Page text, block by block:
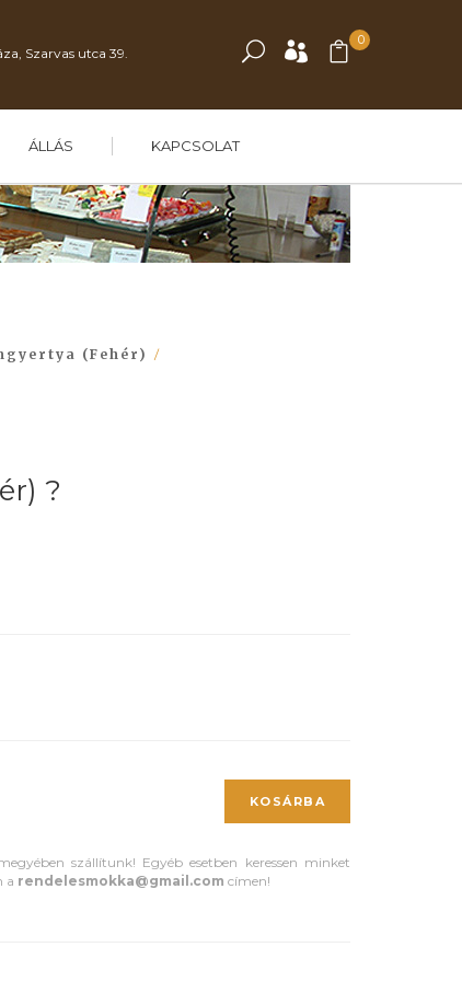
Szarvas utca 39.
0
ÁLLÁS KAPCSOLAT
(Fehér)
?
KOSÁRBA
szállítunk! Egyéb esetben keressen minket
a rendelesmokka@gmail.com címen!